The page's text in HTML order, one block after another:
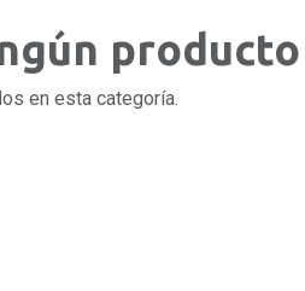
producto
en esta categoría.